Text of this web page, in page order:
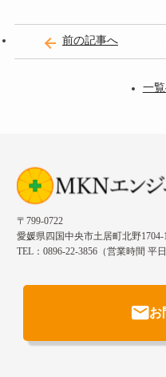
前の記事へ
一
〒799-0722
愛媛県四国中央市土居町北野1704-1
TEL：0896-22-3856（営業時間 平日
お